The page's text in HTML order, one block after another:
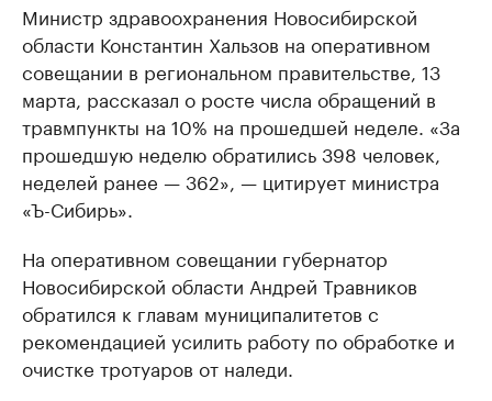
Министр здравоохранения Новосибирской
области Константин Хальзов на оперативном
совещании в региональном правительстве, 13
марта, рассказал о росте числа обращений в
травмпункты на 10% на прошедшей неделе. «За
прошедшую неделю обратились 398 человек,
неделей ранее — 362», — цитирует министра
«Ъ-Сибирь».
На оперативном совещании губернатор
Новосибирской области Андрей Травников
обратился к главам муниципалитетов с
рекомендацией усилить работу по обработке и
очистке тротуаров от наледи.